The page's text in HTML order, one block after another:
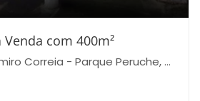
com 400m²
- Parque Peruche, São Paulo-SP